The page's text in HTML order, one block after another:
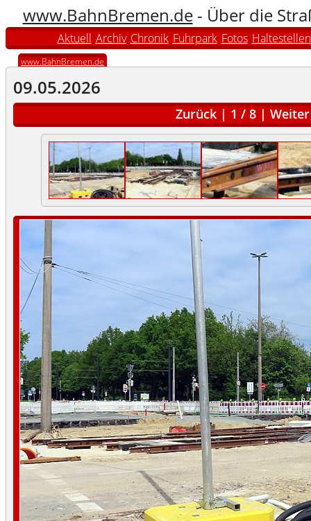
www.BahnBremen.de- Über die
Aktuell Archiv Chronik Fuhrpark Fotos Haltestellen
www.BahnBremen.de
09.05.2026
Zurück | 1 / 8 | Weiter